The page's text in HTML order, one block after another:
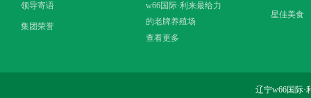
领导寄语
集团荣誉
w66国际·利来最给力
的老牌养殖场
查看更多
星佳美食
辽宁w66国际·